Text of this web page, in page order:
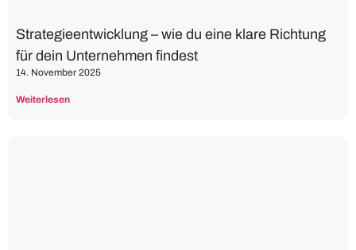
Strategieentwicklung – wie du eine klare Richtung
für dein Unternehmen findest
14. November 2025
Weiterlesen